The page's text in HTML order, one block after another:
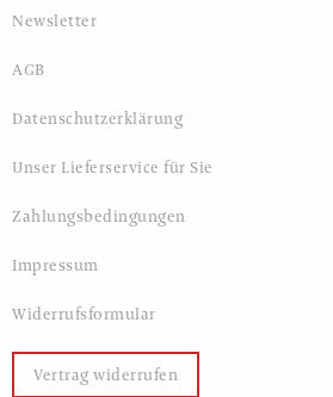
Newsletter
AGB
Datenschutzerklärung
Unser Lieferservice für Sie
Zahlungsbedingungen
Impressum
Widerrufsformular
Vertrag widerrufen